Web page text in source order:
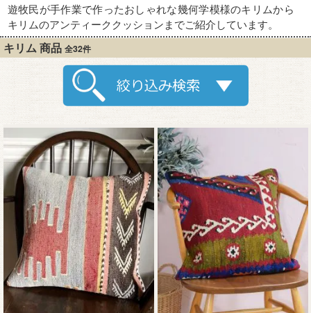
遊牧民が手作業で作ったおしゃれな幾何学模様のキリムから
キリムのアンティーククッションまでご紹介しています。
キリム 商品 全32件